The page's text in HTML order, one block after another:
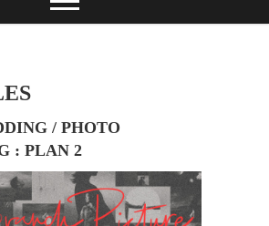
嶋田陽介
/ PHOTO
: PLAN 2